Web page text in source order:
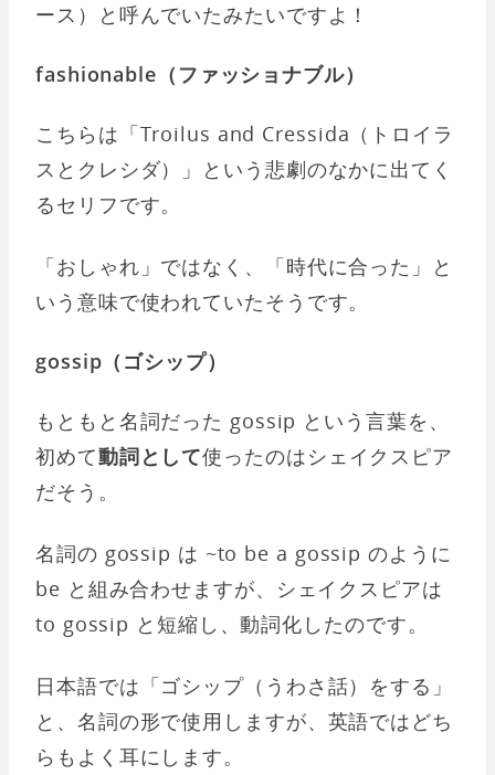
ース）と呼んでいたみたいですよ！
fashionable（ファッショナブル）
こちらは「Troilus and Cressida（トロイラ
スとクレシダ）」という悲劇のなかに出てく
るセリフです。
「おしゃれ」ではなく、「時代に合った」と
いう意味で使われていたそうです。
gossip（ゴシップ）
もともと名詞だった gossip という言葉を、
初めて動詞として使ったのはシェイクスピア
だそう。
名詞の gossip は ~to be a gossip のように
be と組み合わせますが、シェイクスピアは
to gossip と短縮し、動詞化したのです。
日本語では「ゴシップ（うわさ話）をする」
と、名詞の形で使用しますが、英語ではどち
らもよく耳にします。